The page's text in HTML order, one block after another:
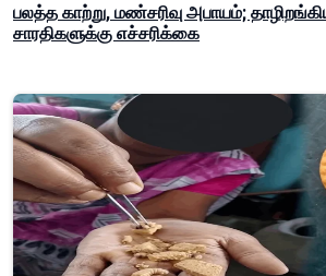
பலத்த காற்று, மண்சரிவு அபாயம்;
சாரதிகளுக்கு எச்சரிக்கை